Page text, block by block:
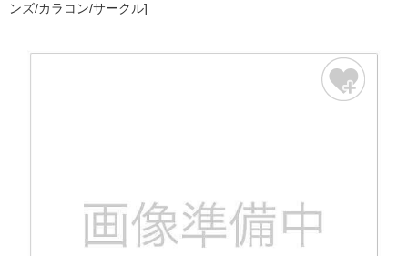
ンズ/カラコン/サークル]